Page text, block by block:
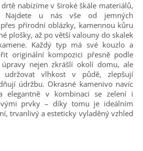
nabízíme v široké škále materiálů,
Najdete u nás vše od jemných
přírodní oblázky, kamennou kůru
plošky, až po větší valouny do skalek
Každý typ má své kouzlo a
originální kompozici přesně podle
nejen zkrášlí okolí domu, ale
udržovat vlhkost v půdě, zlepšují
údržbu. Okrasné kamenivo navíc
elegantně v kombinaci se zelení i
prvky – díky tomu je ideálním
trvanlivý a esteticky vyladěný vzhled